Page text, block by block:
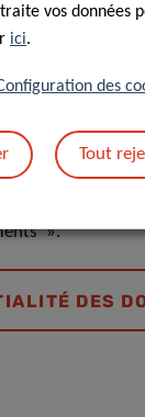
« Notice sur la
».
DES
vos données
ici.
des
Tout